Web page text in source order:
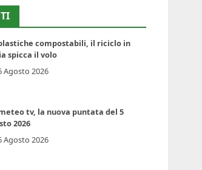
compostabili, il riciclo in
spicca il volo
Agosto 2026
tv, la nuova puntata del 5
2026
Agosto 2026